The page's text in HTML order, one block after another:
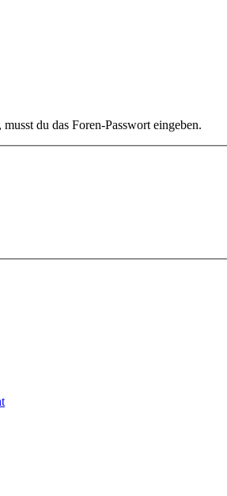
du das Foren-Passwort eingeben.